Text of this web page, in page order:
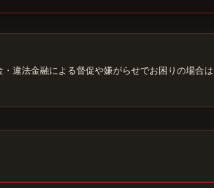
違法金融による督促や嫌がらせでお困りの場合